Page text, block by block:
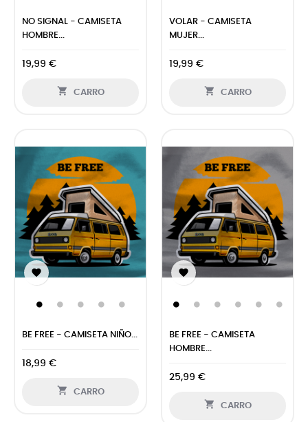
NO SIGNAL - CAMISETA
HOMBRE...
19,99 €
 CARRO
VOLAR - CAMISETA
MUJER...
19,99 €
 CARRO

BE FREE - CAMISETA NIÑO...
18,99 €
 CARRO

BE FREE - CAMISETA
HOMBRE...
25,99 €
 CARRO